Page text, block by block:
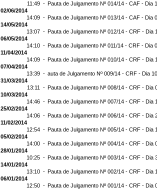
11:49 - Pauta de Julgamento Nº 014/14 - CAF - Dia
02/06/2014
14:09 - Pauta de Julgamento Nº 013/14 - CAF - Dia
14/05/2014
13:07 - Pauta de Julgamento Nº 012/14 - CRF - Dia
06/05/2014
14:10 - Pauta de Julgamento Nº 011/14 - CRF - Dia
11/04/2014
14:09 - Pauta de Julgamento Nº 010/14 - CRF - Dia
07/04/2014
13:39 - auta de Julgamento Nº 009/14 - CRF - Dia
31/03/2014
13:11 - Pauta de Julgamento Nº 008/14 - CRF - Dia
10/03/2014
14:46 - Pauta de Julgamento Nº 007/14 - CRF - Dia
25/02/2014
14:06 - Pauta de Julgamento Nº 006/14 - CRF - Dia
11/02/2014
12:54 - Pauta de Julgamento Nº 005/14 - CRF - Dia
05/02/2014
14:00 - Pauta de Julgamento Nº 004/14 - CRF - Dia
28/01/2014
10:25 - Pauta de Julgamento Nº 003/14 - CRF - Dia
14/01/2014
13:10 - Pauta de Julgamento Nº 002/14 - CRF - Dia
06/01/2014
12:50 - Pauta de Julgamento Nº 001/14 - CRF - Dia